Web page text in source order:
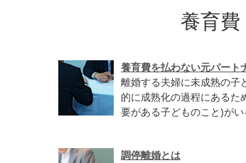
養育費
養育費を払わない元パート
離婚する夫婦に未成熟の子
的に成熟化の過程にあるた
要がある子どものこと)がい
調停離婚とは